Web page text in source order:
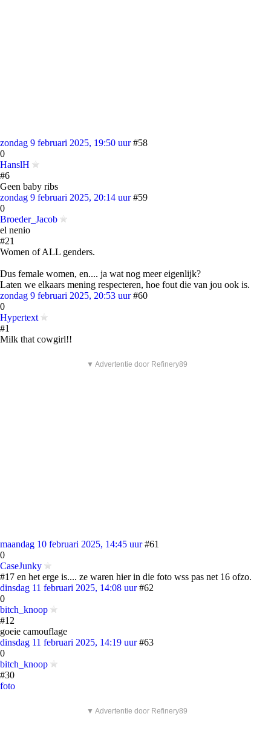
zondag 9 februari 2025, 19:50 uur #58
0
HanslH
#6
Geen baby ribs
zondag 9 februari 2025, 20:14 uur #59
0
Broeder_Jacob
el nenio
#21
Women of ALL genders.
Dus female women, en.... ja wat nog meer eigenlijk?
Laten we elkaars mening respecteren, hoe fout die van jou ook is.
zondag 9 februari 2025, 20:53 uur #60
0
Hypertext
#1
Milk that cowgirl!!
▼ Advertentie door Refinery89
maandag 10 februari 2025, 14:45 uur #61
0
CaseJunky
#17 en het erge is.... ze waren hier in die foto wss pas net 16 ofzo.
dinsdag 11 februari 2025, 14:08 uur #62
0
bitch_knoop
#12
goeie camouflage
dinsdag 11 februari 2025, 14:19 uur #63
0
bitch_knoop
#30
foto
▼ Advertentie door Refinery89